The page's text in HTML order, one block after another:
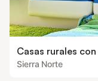
Casas rurales
Sierra Norte